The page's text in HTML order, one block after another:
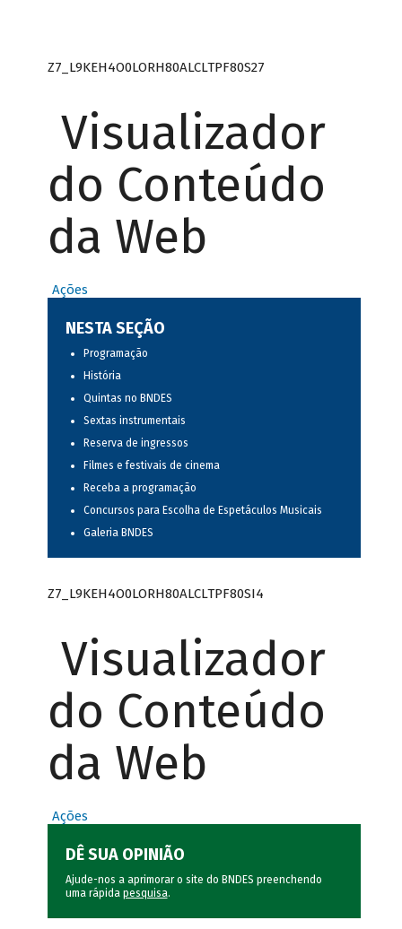
Z7_L9KEH4O0LORH80ALCLTPF80S27
Visualizador
do Conteúdo
da Web
Ações
NESTA SEÇÃO
Programação
História
Quintas no BNDES
Sextas instrumentais
Reserva de ingressos
Filmes e festivais de cinema
Receba a programação
Concursos para Escolha de Espetáculos Musicais
Galeria BNDES
Z7_L9KEH4O0LORH80ALCLTPF80SI4
Visualizador
do Conteúdo
da Web
Ações
DÊ SUA OPINIÃO
Ajude-nos a aprimorar o site do BNDES preenchendo
uma rápida pesquisa.